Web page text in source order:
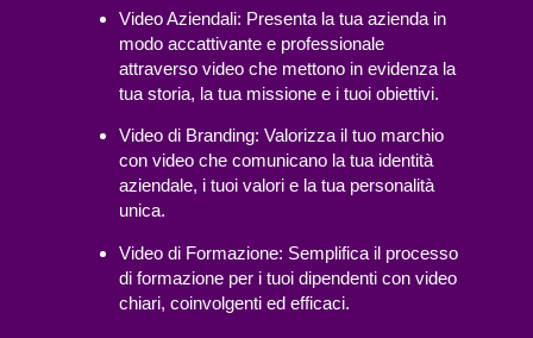
Video Aziendali: Presenta la tua azienda in
modo accattivante e professionale
attraverso video che mettono in evidenza la
tua storia, la tua missione e i tuoi obiettivi.
Video di Branding: Valorizza il tuo marchio
con video che comunicano la tua identità
aziendale, i tuoi valori e la tua personalità
unica.
Video di Formazione: Semplifica il processo
di formazione per i tuoi dipendenti con video
chiari, coinvolgenti ed efficaci.